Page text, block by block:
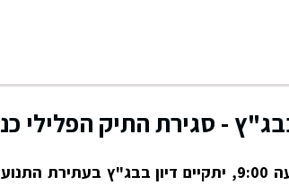
- סגירת התיק הפלילי
מחר (יום ב') בשעה 9:00, יתקיים דיון בבג"ץ